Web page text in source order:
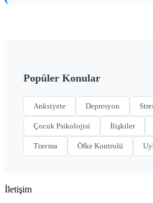
Popüler Konular
Anksiyete Depresyon
Çocuk Psikolojisi İlişkiler
Travma Öfke Kontrolü
İletişim